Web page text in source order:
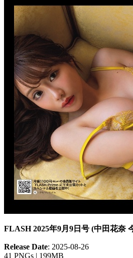
FLASH 2025年9月9日号 (中田花奈
Release Date: 2025-08-26
41 PNGs | 199MB